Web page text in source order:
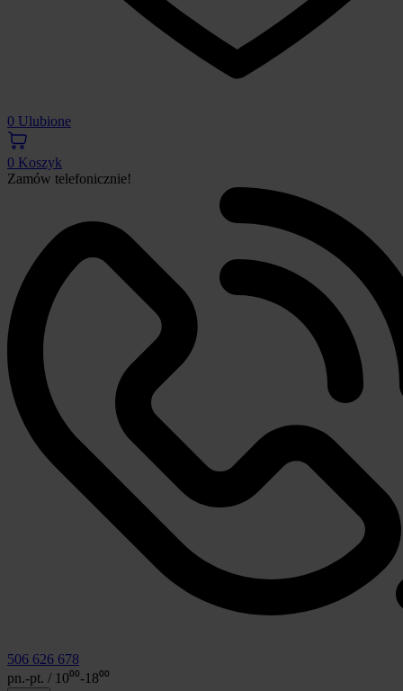
0 Ulubione
0 Koszyk
Zamów telefonicznie!
506 626 678
pn.-pt. / 10⁰⁰-18⁰⁰